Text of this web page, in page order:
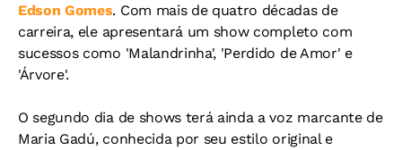
Edson Gomes. Com mais de quatro décadas de
carreira, ele apresentará um show completo com
sucessos como 'Malandrinha', 'Perdido de Amor' e
'Árvore'.
O segundo dia de shows terá ainda a voz marcante de
Maria Gadú, conhecida por seu estilo original e